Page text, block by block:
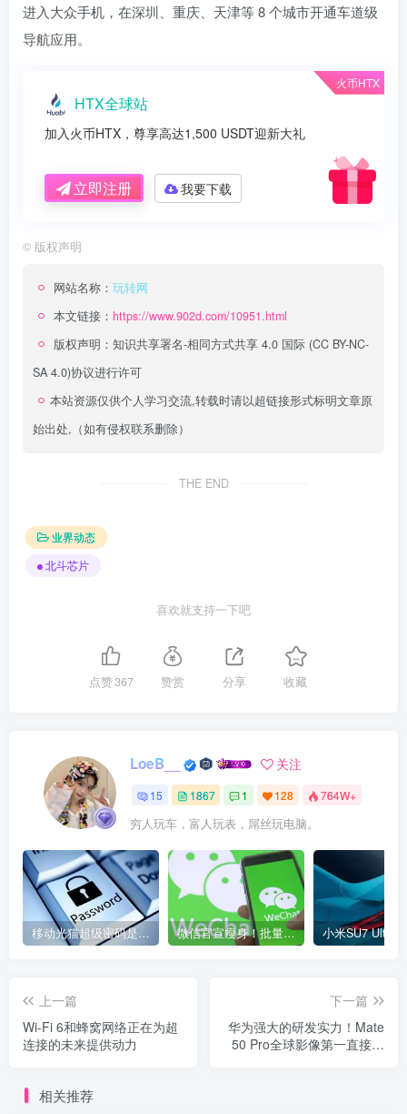
进入大众手机，在深圳、重庆、天津等 8 个城市开通车道级
导航应用。
火币HTX
HTX全球站
加入火币HTX，尊享高达1,500 USDT迎新大礼
立即注册 我要下载
© 版权声明
网站名称： 玩转网
本文链接： https://www.902d.com/10951.html
版权声明： 知识共享署名-相同方式共享 4.0 国际 (CC BY-NC-
SA 4.0)协议进行许可
本站资源仅供个人学习交流,转载时请以超链接形式标明文章原
始出处,（如有侵权联系删除）
THE END
业界动态
北斗芯片
喜欢就支持一下吧
点赞367 赞赏 分享 收藏
LoeB__ 关注
15 1867 1 128 764W+
穷人玩车，富人玩表，屌丝玩电脑。
移动光猫超级密码是多少？移动光猫超级管理员后台账号与密码 微信官宣瘦身！批量清理原图新功能来了 安卓、iOS均可使用
上一篇
Wi-Fi 6和蜂窝网络正在为超
连接的未来提供动力
下一篇
华为强大的研发实力！Mate
50 Pro全球影像第一直接秒
相关推荐